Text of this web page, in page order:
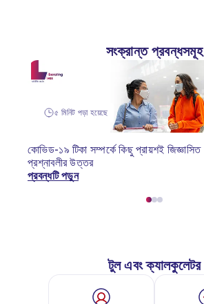
সংক্রান্ত প্রবন্ধসমূহ
৫ মিনিট পড়া হয়েছে
কোভিড-১৯ টিকা সম্পর্কে কিছু প্রায়শই জিজ্ঞাসিত
প্রশ্নাবলীর উত্তর
প্রবন্ধটি পড়ুন
টুল এবং ক্যালকুলেটর